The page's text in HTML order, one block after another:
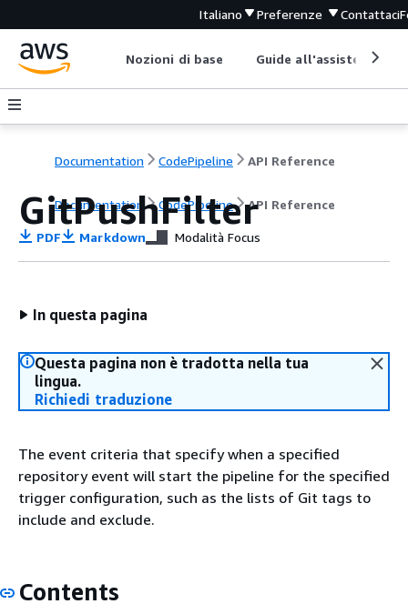
Italiano Preferenze Contattaci
Nozioni di base Guide all'assistenza
Documentation CodePipeline API Reference
Documentation CodePipeline API Reference
GitPushFilter
PDF Markdown Modalità Focus
In questa pagina
Questa pagina non è tradotta nella tua
lingua.
Richiedi traduzione
The event criteria that specify when a specified
repository event will start the pipeline for the specified
trigger configuration, such as the lists of Git tags to
include and exclude.
Contents